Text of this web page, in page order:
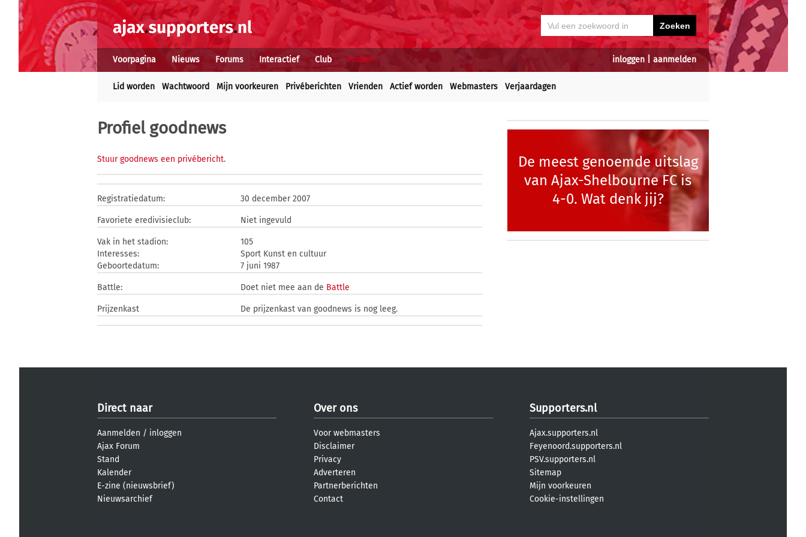
inloggen aanmelden
Voorpagina Nieuws Forums Interactief Club Profiel
Lid worden Wachtwoord Mijn voorkeuren Privéberichten Vrienden Actief worden Webmasters Verjaardagen
Profiel goodnews
Stuur goodnews een privébericht.
Registratiedatum: 30 december 2007
Favoriete eredivisieclub: Niet ingevuld
Vak in het stadion:
105
Interesses:
Sport Kunst en cultuur
Geboortedatum:
7 juni 1987
Battle: Doet niet mee aan de Battle
Prijzenkast De prijzenkast van goodnews is nog leeg.
De meest genoemde uitslag
van Ajax-Shelbourne FC is
4-0. Wat denk jij?
Direct naar
Aanmelden / inloggen
Ajax Forum
Stand
Kalender
E-zine (nieuwsbrief)
Nieuwsarchief
Over ons
Voor webmasters
Disclaimer
Privacy
Adverteren
Partnerberichten
Contact
Supporters.nl
Ajax.supporters.nl
Feyenoord.supporters.nl
PSV.supporters.nl
Sitemap
Mijn voorkeuren
Cookie-instellingen